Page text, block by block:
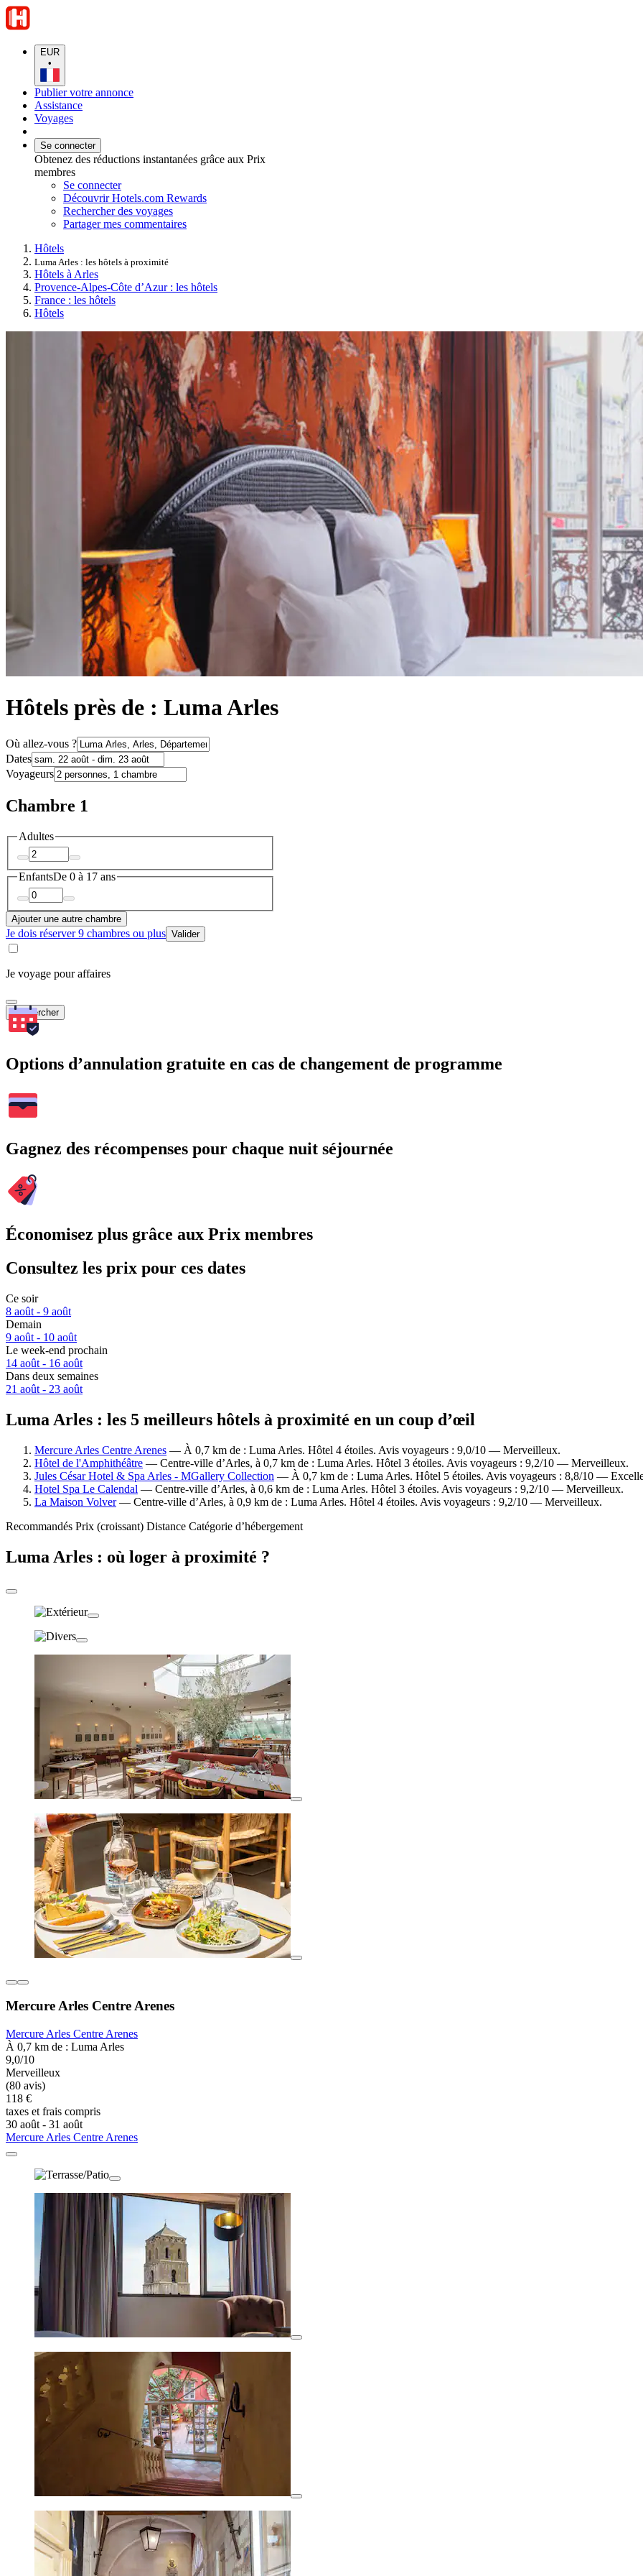
EUR
•
Publier votre annonce
Assistance
Voyages
Se connecter
Obtenez des réductions instantanées grâce aux Prix
membres
Se connecter
Découvrir Hotels.com Rewards
Rechercher des voyages
Partager mes commentaires
Hôtels
Luma Arles : les hôtels à proximité
Hôtels à Arles
Provence-Alpes-Côte d’Azur : les hôtels
France : les hôtels
Hôtels
Hôtels près de : Luma Arles
Où allez-vous ?
Dates
Voyageurs
Chambre 1
Adultes
EnfantsDe 0 à 17 ans
Ajouter une autre chambre
Je dois réserver 9 chambres ou plus Valider
Je voyage pour affaires
Rechercher
Options d’annulation gratuite en cas de changement de programme
Gagnez des récompenses pour chaque nuit séjournée
Économisez plus grâce aux Prix membres
Consultez les prix pour ces dates
Ce soir
8 août - 9 août
Demain
9 août - 10 août
Le week-end prochain
14 août - 16 août
Dans deux semaines
21 août - 23 août
Luma Arles : les 5 meilleurs hôtels à proximité en un coup d’œil
Mercure Arles Centre Arenes — À 0,7 km de : Luma Arles. Hôtel 4 étoiles. Avis voyageurs : 9,0/10 — Merveilleux.
Hôtel de l'Amphithéâtre — Centre-ville d’Arles, à 0,7 km de : Luma Arles. Hôtel 3 étoiles. Avis voyageurs : 9,2/10 — Merveilleux.
Jules César Hotel & Spa Arles - MGallery Collection — À 0,7 km de : Luma Arles. Hôtel 5 étoiles. Avis voyageurs : 8,8/10 —
Hotel Spa Le Calendal — Centre-ville d’Arles, à 0,6 km de : Luma Arles. Hôtel 3 étoiles. Avis voyageurs : 9,2/10 — Merveilleux.
La Maison Volver— Centre-ville d’Arles, à 0,9 km de : Luma Arles. Hôtel 4 étoiles. Avis voyageurs : 9,2/10 — Merveilleux.
Recommandés Prix (croissant) Distance Catégorie d’hébergement
Luma Arles : où loger à proximité ?
Mercure Arles Centre Arenes
Mercure Arles Centre Arenes
À 0,7 km de : Luma Arles
9,0/10
Merveilleux
(80 avis)
118 €
taxes et frais compris
30 août - 31 août
Mercure Arles Centre Arenes